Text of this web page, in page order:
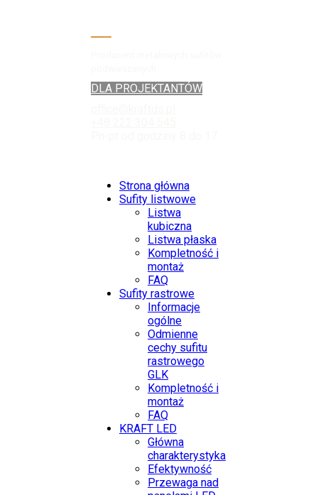
DLA PROJEKTANTÓW
Strona główna
Sufity listwowe
Listwa
kubiczna
Listwa płaska
Kompletność i
montaż
FAQ
Sufity rastrowe
Informacje
ogólne
Odmienne
cechy sufitu
rastrowego
GLK
Kompletność i
montaż
FAQ
KRAFT LED
Główna
charakterystyka
Efektywność
Przewaga nad